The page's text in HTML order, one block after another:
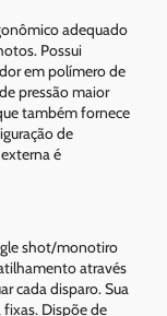
adequado
Possui
em polímero de
pressão maior
também fornece
de
é
shot/monotiro
através
cada disparo. Sua
fixas. Dispõe de